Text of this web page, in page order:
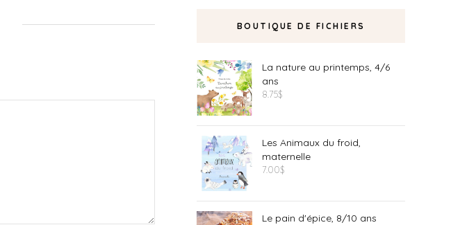
BOUTIQUE DE FICHIERS
La nature au printemps, 4/6
ans
8.75$
Les Animaux du froid,
maternelle
7.00$
Le pain d'épice, 8/10 ans